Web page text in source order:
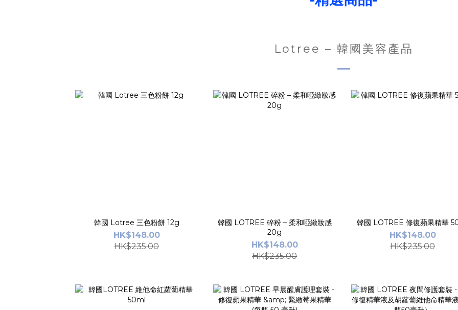
Lotree – 韓國美容產品
韓國 Lotree 三色粉餅 12g
HK$148.00
HK$235.00
韓國 LOTREE 碎粉 – 柔和啞緻妝感
20g
HK$148.00
HK$235.00
韓國 LOTREE 修復蘋果精華
HK$148.00
HK$235.00